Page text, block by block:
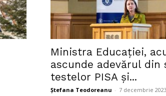
Ministra Educației,
ascunde adevărul din
testelor PISA și...
Ștefana Teodoreanu - 7 decembrie 2023